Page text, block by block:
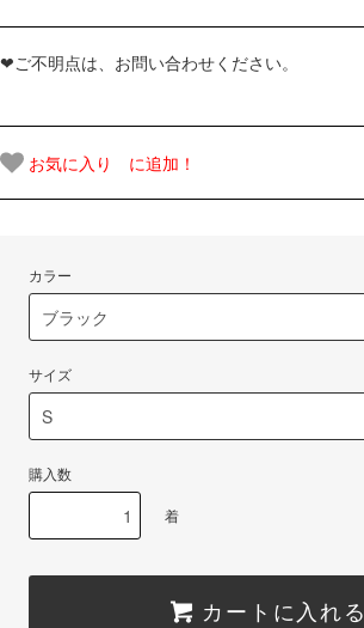
❤ご不明点は、お問い合わせください。
お気に入り に追加！
カラー
サイズ
購入数
着
カートに入れる